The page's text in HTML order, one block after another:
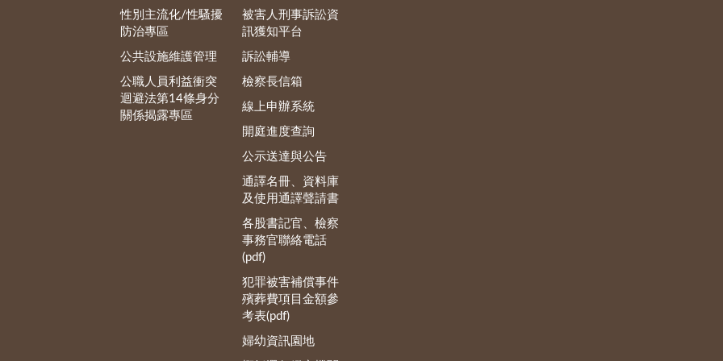
性別主流化/性騷擾
防治專區
公共設施維護管理
公職人員利益衝突
迴避法第14條身分
關係揭露專區
被害人刑事訴訟資
訊獲知平台
訴訟輔導
檢察長信箱
線上申辦系統
開庭進度查詢
公示送達與公告
通譯名冊、資料庫
及使用通譯聲請書
各股書記官、檢察
事務官聯絡電話
(pdf)
犯罪被害補償事件
殯葬費項目金額參
考表(pdf)
婦幼資訊園地